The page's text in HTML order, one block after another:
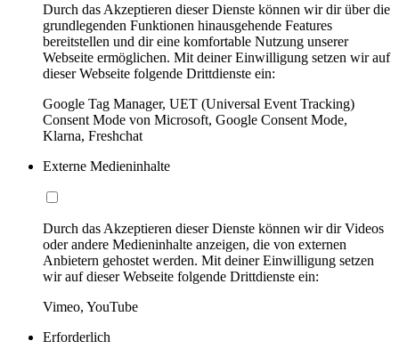
Durch das Akzeptieren dieser Dienste können wir dir über die
grundlegenden Funktionen hinausgehende Features
bereitstellen und dir eine komfortable Nutzung unserer
Webseite ermöglichen. Mit deiner Einwilligung setzen wir auf
dieser Webseite folgende Drittdienste ein:
Google Tag Manager, UET (Universal Event Tracking)
Consent Mode von Microsoft, Google Consent Mode,
Klarna, Freshchat
Externe Medieninhalte
Durch das Akzeptieren dieser Dienste können wir dir Videos
oder andere Medieninhalte anzeigen, die von externen
Anbietern gehostet werden. Mit deiner Einwilligung setzen
wir auf dieser Webseite folgende Drittdienste ein:
Vimeo, YouTube
Erforderlich